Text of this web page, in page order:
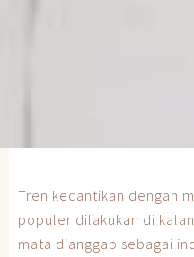
Tren kecantikan dengan
populer dilakukan di
mata dianggap sebagai